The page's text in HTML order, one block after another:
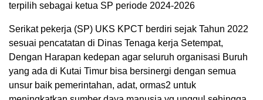
terpilih sebagai ketua SP periode 2024-2026
Serikat pekerja (SP) UKS KPCT berdiri sejak Tahun 2022
sesuai pencatatan di Dinas Tenaga kerja Setempat,
Dengan Harapan kedepan agar seluruh organisasi Buruh
yang ada di Kutai Timur bisa bersinergi dengan semua
unsur baik pemerintahan, adat, ormas2 untuk